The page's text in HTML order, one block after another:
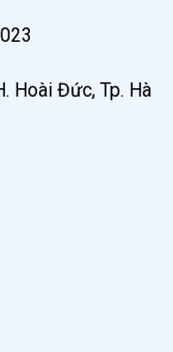
Hoài Đức, Tp. Hà